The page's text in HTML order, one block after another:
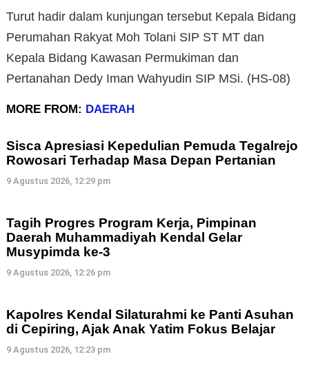
Turut hadir dalam kunjungan tersebut Kepala Bidang
Perumahan Rakyat Moh Tolani SIP ST MT dan
Kepala Bidang Kawasan Permukiman dan
Pertanahan Dedy Iman Wahyudin SIP MSi. (HS-08)
MORE FROM: DAERAH
Sisca Apresiasi Kepedulian Pemuda Tegalrejo
Rowosari Terhadap Masa Depan Pertanian
9 Agustus 2026, 12:29 pm
Tagih Progres Program Kerja, Pimpinan
Daerah Muhammadiyah Kendal Gelar
Musypimda ke-3
9 Agustus 2026, 12:26 pm
Kapolres Kendal Silaturahmi ke Panti Asuhan
di Cepiring, Ajak Anak Yatim Fokus Belajar
9 Agustus 2026, 12:23 pm